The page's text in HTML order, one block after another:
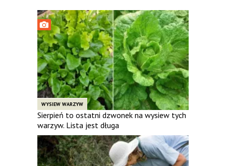
WYSIEW WARZYW
Sierpień to ostatni dzwonek na wysiew tych
warzyw. Lista jest długa